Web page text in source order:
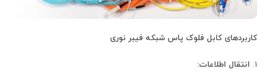
کاربردهای کابل فلوک پاس شبکه فیبر نوری
انتقال اطلاعات: